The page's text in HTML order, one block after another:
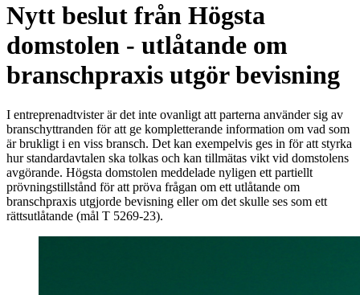
Nytt beslut från Högsta
domstolen - utlåtande om
branschpraxis utgör bevisning
I entreprenadtvister är det inte ovanligt att parterna använder sig av
branschyttranden för att ge kompletterande information om vad som
är brukligt i en viss bransch. Det kan exempelvis ges in för att styrka
hur standardavtalen ska tolkas och kan tillmätas vikt vid domstolens
avgörande. Högsta domstolen meddelade nyligen ett partiellt
prövningstillstånd för att pröva frågan om ett utlåtande om
branschpraxis utgjorde bevisning eller om det skulle ses som ett
rättsutlåtande (mål T 5269-23).